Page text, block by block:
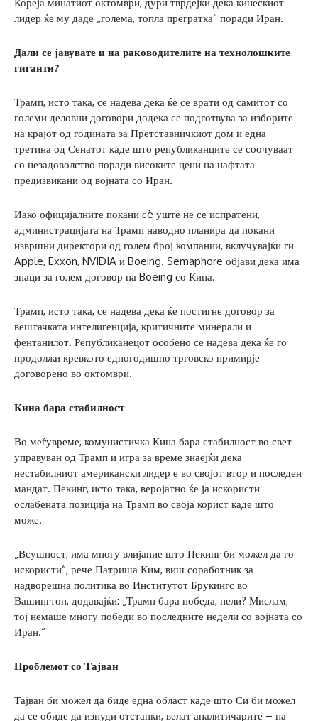
лидер ќе му даде „голема, топла прегратка“ поради Иран.
Дали се јавувате и на раководителите на технолошките
гиганти?
Трамп, исто така, се надева дека ќе се врати од самитот со
големи деловни договори додека се подготвува за изборите
на крајот од годината за Претставничкиот дом и една
третина од Сенатот каде што републиканците се соочуваат
со незадоволство поради високите цени на нафтата
предизвикани од војната со Иран.
Иако официјалните покани сè уште не се испратени,
администрацијата на Трамп наводно планира да покани
извршни директори од голем број компании, вклучувајќи ги
Apple, Exxon, NVIDIA и Boeing. Semaphore објави дека има
знаци за голем договор на Boeing со Кина.
Трамп, исто така, се надева дека ќе постигне договор за
вештачката интелигенција, критичните минерали и
фентанилот. Републиканецот особено се надева дека ќе го
продолжи кревкото едногодишно трговско примирје
договорено во октомври.
Кина бара стабилност
Во меѓувреме, комунистичка Кина бара стабилност во свет
управуван од Трамп и игра за време знаејќи дека
нестабилниот американски лидер е во својот втор и последен
мандат. Пекинг, исто така, веројатно ќе ја искористи
ослабената позиција на Трамп во своја корист каде што
може.
„Всушност, има многу влијание што Пекинг би можел да го
искористи“, рече Патриша Ким, виш соработник за
надворешна политика во Институтот Брукингс во
Вашингтон, додавајќи: „Трамп бара победа, нели? Мислам,
тој немаше многу победи во последните недели со војната со
Иран.“
Проблемот со Тајван
Тајван би можел да биде една област каде што Си би можел
да се обиде да изнуди отстапки, велат аналитичарите – на